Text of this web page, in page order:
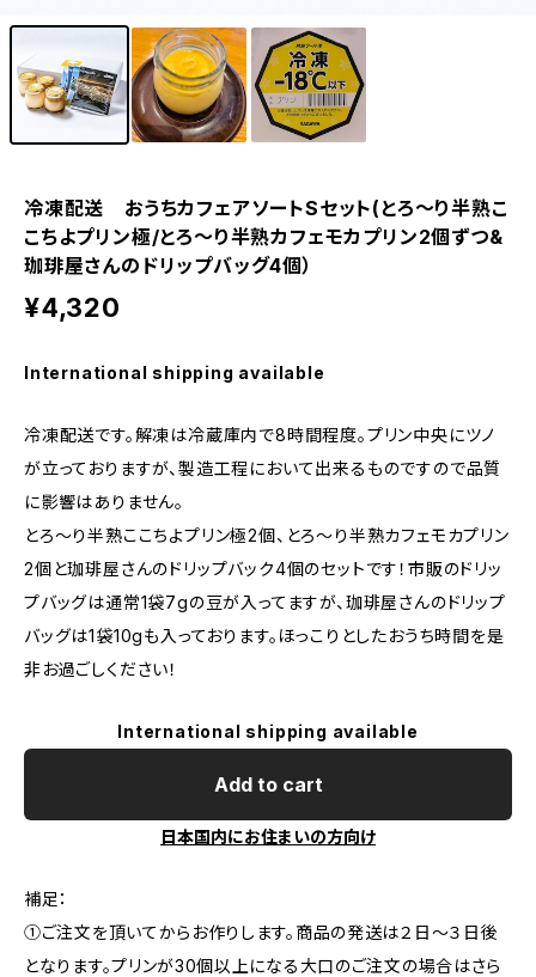
冷凍配送 おうちカフェアソートSセット(とろ〜り半熟こ
こちよプリン極/とろ〜り半熟カフェモカプリン2個ずつ&
珈琲屋さんのドリップバッグ4個）
¥4,320
International shipping available
冷凍配送です。解凍は冷蔵庫内で8時間程度。プリン中央にツノ
が立っておりますが、製造工程において出来るものですので品質
に影響はありません。
とろ〜り半熟ここちよプリン極2個、とろ〜り半熟カフェモカプリン
2個と珈琲屋さんのドリップバック4個のセットです！市販のドリッ
プバッグは通常1袋7gの豆が入ってますが、珈琲屋さんのドリップ
バッグは1袋10gも入っております。ほっこりとしたおうち時間を是
非お過ごしください！
International shipping available
Add to cart
日本国内にお住まいの方向け
補足：
①ご注文を頂いてからお作りします。商品の発送は２日〜３日後
となります。プリンが30個以上になる大口のご注文の場合はさら